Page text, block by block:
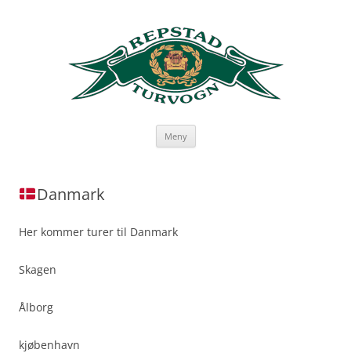
Meny Hopp
innhold
Danmark
Her kommer turer til Danmark
Skagen
Ålborg
kjøbenhavn